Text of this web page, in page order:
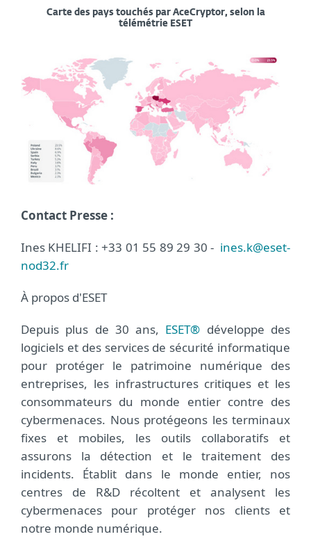
Carte des pays touchés par AceCryptor, selon la
télémétrie ESET
Contact Presse :
Ines KHELIFI : +33 01 55 89 29 30 - ines.k@eset-
nod32.fr
À propos d'ESET
Depuis plus de 30 ans, ESET® développe des
logiciels et des services de sécurité informatique
pour protéger le patrimoine numérique des
entreprises, les infrastructures critiques et les
consommateurs du monde entier contre des
cybermenaces. Nous protégeons les terminaux
fixes et mobiles, les outils collaboratifs et
assurons la détection et le traitement des
incidents. Établit dans le monde entier, nos
centres de R&D récoltent et analysent les
cybermenaces pour protéger nos clients et
notre monde numérique.